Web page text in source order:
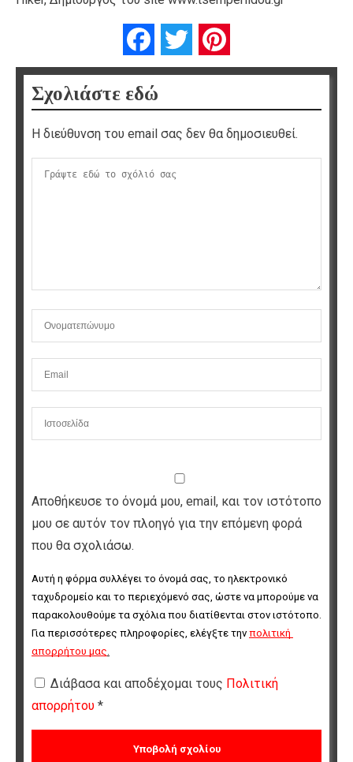
FacebookTwitter
Σχολιάστε εδώ
Η διεύθυνση του email σας δεν θα δημοσιευθεί.
Αποθήκευσε το όνομά μου, email, και τον ιστότοπο
μου σε αυτόν τον πλοηγό για την επόμενη φορά
που θα σχολιάσω.
Αυτή η φόρμα συλλέγει το όνομά σας, το ηλεκτρονικό
ταχυδρομείο και το περιεχόμενό σας, ώστε να μπορούμε να
παρακολουθούμε τα σχόλια που διατίθενται στον ιστότοπο.
Για περισσότερες πληροφορίες, ελέγξτε την πολιτική
απορρήτου μας
Διάβασα και αποδέχομαι τους Πολιτική
απορρήτου *